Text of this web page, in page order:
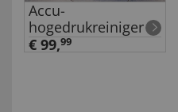
Accu-
hogedrukreiniger
€ 99,99